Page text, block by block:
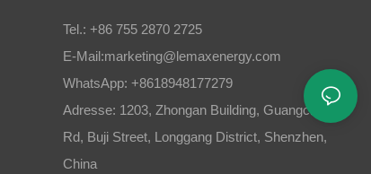
Tel.: +86 755 2870 2725
E-Mail:marketing@lemaxenergy.com
WhatsApp: +8618948177279
Adresse: 1203, Zhongan Building, Guangchang
Rd, Buji Street, Longgang District, Shenzhen,
China